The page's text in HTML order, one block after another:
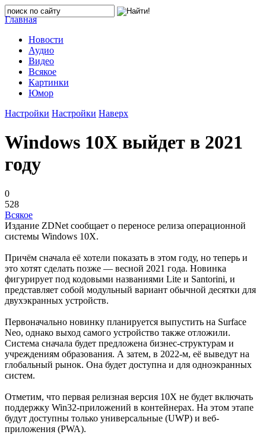
Главная
Новости
Аудио
Видео
Всякое
Картинки
Юмор
Настройки Настройки Наверх
Windows 10X выйдет в 2021
году
0
528
Всякое
Издание ZDNet сообщает о переносе релиза операционной
системы Windows 10X.
Причём сначала её хотели показать в этом году, но теперь и
это хотят сделать позже — весной 2021 года. Новинка
фигурирует под кодовыми названиями Lite и Santorini, и
представляет собой модульный вариант обычной десятки для
двухэкранных устройств.
Первоначально новинку планируется выпустить на Surface
Neo, однако выход самого устройство также отложили.
Система сначала будет предложена бизнес-структурам и
учреждениям образования. А затем, в 2022-м, её выведут на
глобальный рынок. Она будет доступна и для одноэкранных
систем.
Отметим, что первая релизная версия 10X не будет включать
поддержку Win32-приложений в контейнерах. На этом этапе
будут доступны только универсальные (UWP) и веб-
приложения (PWA).